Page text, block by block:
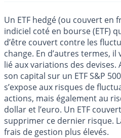
Un ETF hedgé (ou couvert en
indiciel coté en bourse (ETF)
d’être couvert contre les
change. En d’autres termes,
lié aux variations des devises.
son capital sur un ETF S&P
s’expose aux risques de
actions, mais également au
dollar et l’euro. Un ETF
supprimer ce dernier risque.
frais de gestion plus élevés.